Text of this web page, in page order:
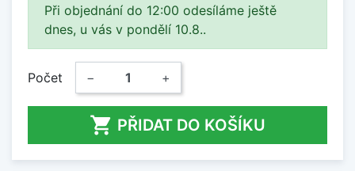
Při objednání do 12:00 odesíláme ještě
dnes, u vás v pondělí 10.8..
Počet − +
 PŘIDAT DO KOŠÍKU